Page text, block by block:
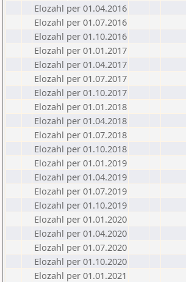
Elozahl per 01.04.2016
Elozahl per 01.07.2016
Elozahl per 01.10.2016
Elozahl per 01.01.2017
Elozahl per 01.04.2017
Elozahl per 01.07.2017
Elozahl per 01.10.2017
Elozahl per 01.01.2018
Elozahl per 01.04.2018
Elozahl per 01.07.2018
Elozahl per 01.10.2018
Elozahl per 01.01.2019
Elozahl per 01.04.2019
Elozahl per 01.07.2019
Elozahl per 01.10.2019
Elozahl per 01.01.2020
Elozahl per 01.04.2020
Elozahl per 01.07.2020
Elozahl per 01.10.2020
Elozahl per 01.01.2021